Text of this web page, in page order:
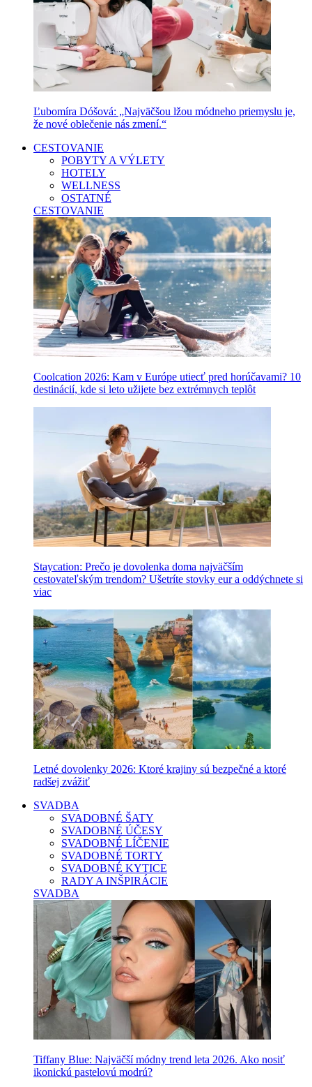
Ľubomíra Dóšová: „Najväčšou lžou módneho priemyslu je,
že nové oblečenie nás zmení.“
CESTOVANIE
POBYTY A VÝLETY
HOTELY
WELLNESS
OSTATNÉ
CESTOVANIE
Coolcation 2026: Kam v Európe utiecť pred horúčavami? 10
destinácií, kde si leto užijete bez extrémnych teplôt
Staycation: Prečo je dovolenka doma najväčším
cestovateľským trendom? Ušetríte stovky eur a oddýchnete si
viac
Letné dovolenky 2026: Ktoré krajiny sú bezpečné a ktoré
radšej zvážiť
SVADBA
SVADOBNÉ ŠATY
SVADOBNÉ ÚČESY
SVADOBNÉ LÍČENIE
SVADOBNÉ TORTY
SVADOBNÉ KYTICE
RADY A INŠPIRÁCIE
SVADBA
Tiffany Blue: Najväčší módny trend leta 2026. Ako nosiť
ikonickú pastelovú modrú?